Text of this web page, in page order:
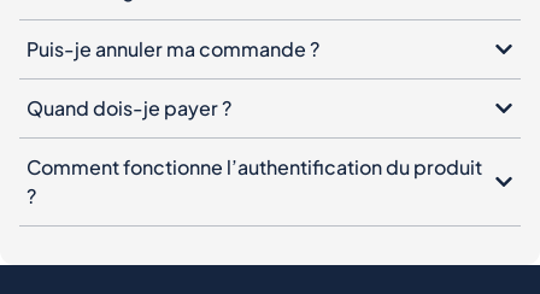
Puis-je annuler ma commande ?
Quand dois-je payer ?
Comment fonctionne l’authentification du produit
?